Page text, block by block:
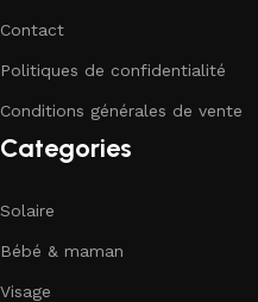
Contact
Politiques de confidentialité
Conditions générales de vente
Categories
Solaire
Bébé & maman
Visage